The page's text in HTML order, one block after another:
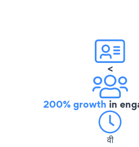
<
200% growth in
वी